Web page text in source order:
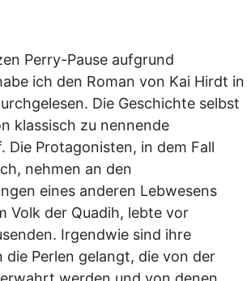
Perry-Pause aufgrund
ich den Roman von Kai Hirdt in
Die Geschichte selbst
klassisch zu nennende
Die Protagonisten, in dem Fall
nehmen an den
eines anderen Lebwesens
Volk der Quadih, lebte vor
Irgendwie sind ihre
die Perlen gelangt, die von der